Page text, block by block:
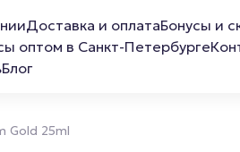
Доставка и оплатаБонусы и
оптом в Санкт-Петербурге
Блог
Gold 25ml